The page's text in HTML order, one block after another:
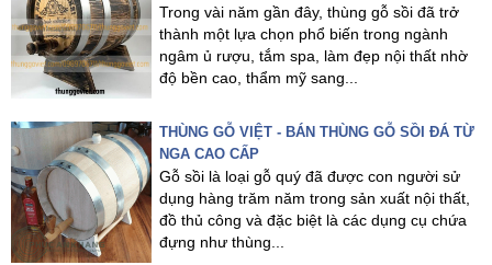
Trong vài năm gần đây, thùng gỗ sồi đã trở
thành một lựa chọn phổ biến trong ngành
ngâm ủ rượu, tắm spa, làm đẹp nội thất nhờ
độ bền cao, thẩm mỹ sang...
THÙNG GỖ VIỆT - BÁN THÙNG GỖ SỒI ĐÁ TỪ
NGA CAO CẤP
Gỗ sồi là loại gỗ quý đã được con người sử
dụng hàng trăm năm trong sản xuất nội thất,
đồ thủ công và đặc biệt là các dụng cụ chứa
đựng như thùng...